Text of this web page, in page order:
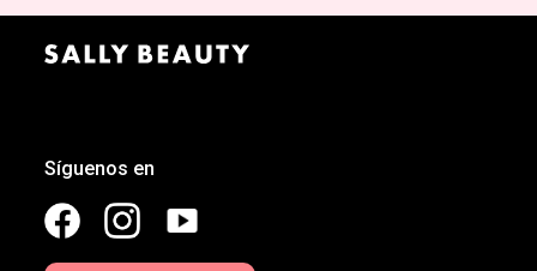
Síguenos en